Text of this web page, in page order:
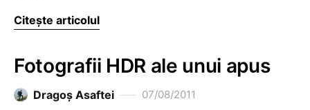
Citește articolul
Fotografii HDR ale unui apus
Dragoş Asaftei 07/08/2011